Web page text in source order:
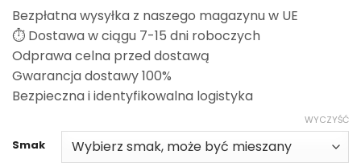
Bezpłatna wysyłka z naszego magazynu w UE
⏱️ Dostawa w ciągu 7-15 dni roboczych
Odprawa celna przed dostawą
Gwarancja dostawy 100%
Bezpieczna i identyfikowalna logistyka
Smak
WYCZYŚĆ